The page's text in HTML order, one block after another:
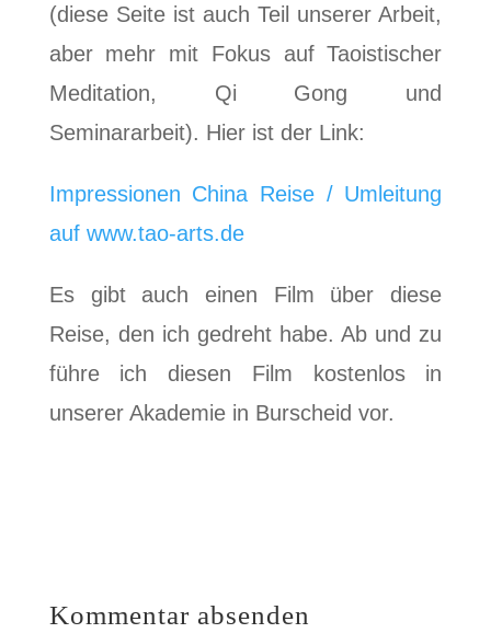
(diese Seite ist auch Teil unserer Arbeit,
aber mehr mit Fokus auf Taoistischer
Meditation, Qi Gong und
Seminararbeit). Hier ist der Link:
Impressionen China Reise / Umleitung
auf www.tao-arts.de
Es gibt auch einen Film über diese
Reise, den ich gedreht habe. Ab und zu
führe ich diesen Film kostenlos in
unserer Akademie in Burscheid vor.
Kommentar absenden